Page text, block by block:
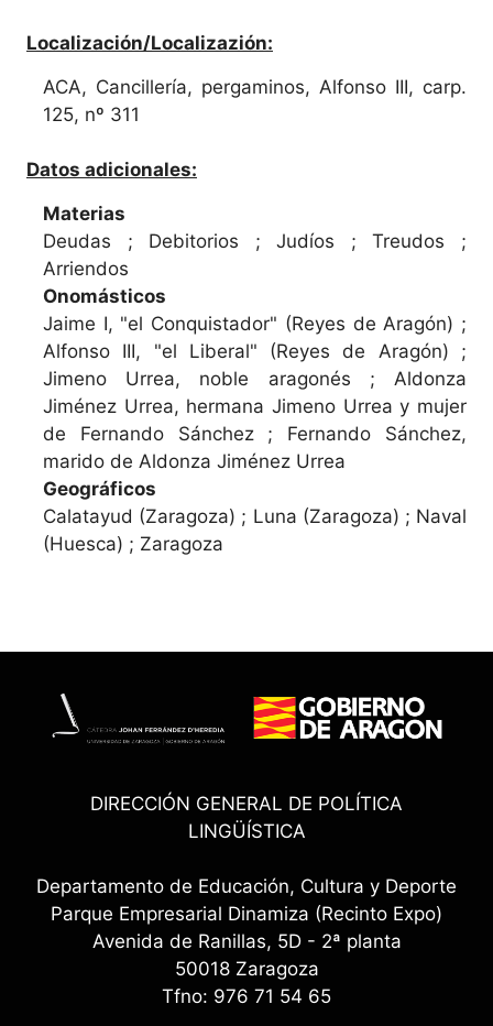
Localización/Localizazión:
ACA, Cancillería, pergaminos, Alfonso III, carp.
125, nº 311
Datos adicionales:
Materias
Deudas ; Debitorios ; Judíos ; Treudos ;
Arriendos
Onomásticos
Jaime I, "el Conquistador" (Reyes de Aragón) ;
Alfonso III, "el Liberal" (Reyes de Aragón) ;
Jimeno Urrea, noble aragonés ; Aldonza
Jiménez Urrea, hermana Jimeno Urrea y mujer
de Fernando Sánchez ; Fernando Sánchez,
marido de Aldonza Jiménez Urrea
Geográficos
Calatayud (Zaragoza) ; Luna (Zaragoza) ; Naval
(Huesca) ; Zaragoza
DIRECCIÓN GENERAL DE POLÍTICA
LINGÜÍSTICA
Departamento de Educación, Cultura y Deporte
Parque Empresarial Dinamiza (Recinto Expo)
Avenida de Ranillas, 5D - 2ª planta
50018 Zaragoza
Tfno: 976 71 54 65